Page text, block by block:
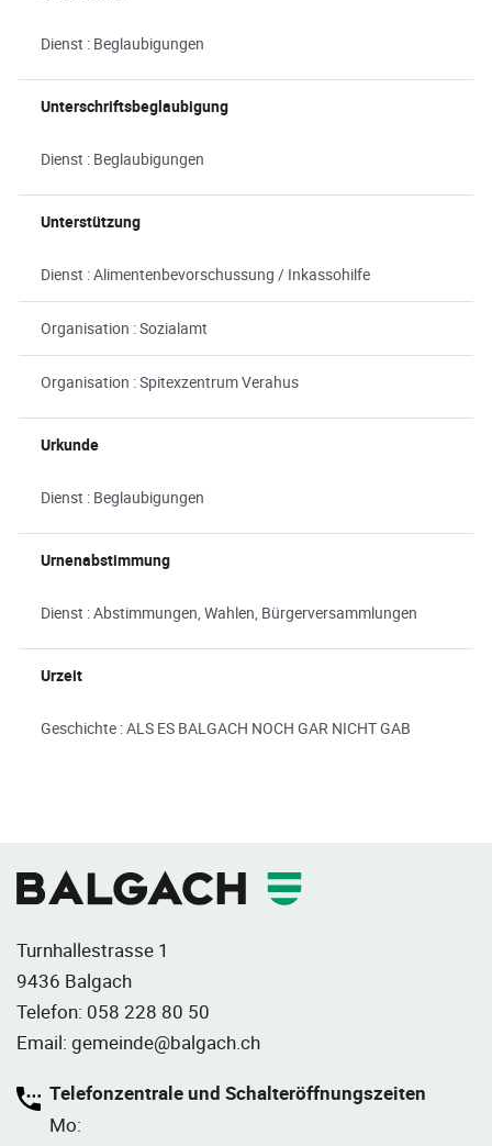
Dienst : Beglaubigungen
Unterschriftsbeglaubigung
Dienst : Beglaubigungen
Unterstützung
Dienst : Alimentenbevorschussung / Inkassohilfe
Organisation : Sozialamt
Organisation : Spitexzentrum Verahus
Urkunde
Dienst : Beglaubigungen
Urnenabstimmung
Dienst : Abstimmungen, Wahlen, Bürgerversammlungen
Urzeit
Geschichte : ALS ES BALGACH NOCH GAR NICHT GAB
Turnhallestrasse 1
9436 Balgach
Telefon: 058 228 80 50
Email: gemeinde@balgach.ch
Telefonzentrale und Schalteröffnungszeiten
Mo: